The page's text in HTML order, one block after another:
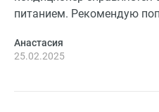
питанием. Рекомендую
Анастасия
25.02.2025